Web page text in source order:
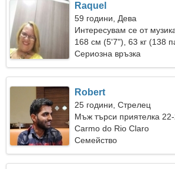
Raquel
59 години, Дева
Интересувам се от
168 см (5'7"), 63 кг (138
Сериозна връзка
Robert
25 години, Стрелец
Мъж търси приятелка
Carmo do Rio Claro
Семейство